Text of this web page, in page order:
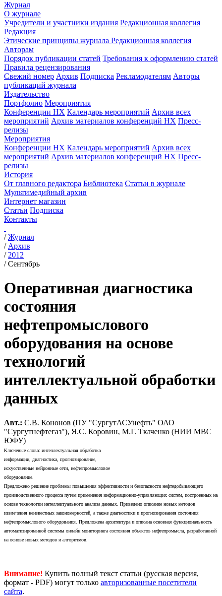
Журнал
О журнале
Учредители и участники издания Редакционная коллегия
Редакция
Этические принципы журнала Редакционная коллегия
Авторам
Порядок публикации статей Требования к оформлению статей
Правила рецензирования
Свежий номер Архив Подписка Рекламодателям Авторы
публикаций журнала
Издательство
Портфолио Мероприятия
Конференции НХ Календарь мероприятий Архив всех
мероприятий Архив материалов конференций НХ Пресс-
релизы
Мероприятия
Конференции НХ Календарь мероприятий Архив всех
мероприятий Архив материалов конференций НХ Пресс-
релизы
История
От главного редактора Библиотека Статьи в журнале
Мультимедийный архив
Интернет магазин
Статьи Подписка
Контакты
/Журнал
/ Архив
/ 2012
/Сентябрь
Оперативная диагностика
состояния
нефтепромыслового
оборудования на основе
технологий
интеллектуальной обработки
данных
Авт.: С.В. Кононов (ПУ "СургутАСУнефть" ОАО
"Сургутнефтегаз"), Я.С. Коровин, М.Г. Ткаченко (НИИ МВС
ЮФУ)
Ключевые слова: интеллектуальная обработка
информации, диагностика, прогнозирование,
искусственные нейронные сети, нефтепромысловое
оборудование.
Предложено решение проблемы повышения эффективности и безопасности нефтедобывающего
производственного процесса путем применения информационно-управляющих систем, построенных на
основе технологии интеллектуального анализа данных. Приведено описание новых методов
извлечения неизвестных закономерностей, а также диагностики и прогнозирования состояния
нефтепромыслового оборудования. Предложена архитектура и описана основная функциональность
автоматизированной системы онлайн мониторинга состояния объектов нефтепромысла, разработанной
на основе новых методов и алгоритмов.
Внимание! Купить полный текст статьи (русская версия,
формат - PDF) могут только авторизованные посетители
сайта.